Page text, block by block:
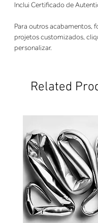
Inclui Certificado de
Para outros acabamentos,
projetos customizados,
personalizar.
Related